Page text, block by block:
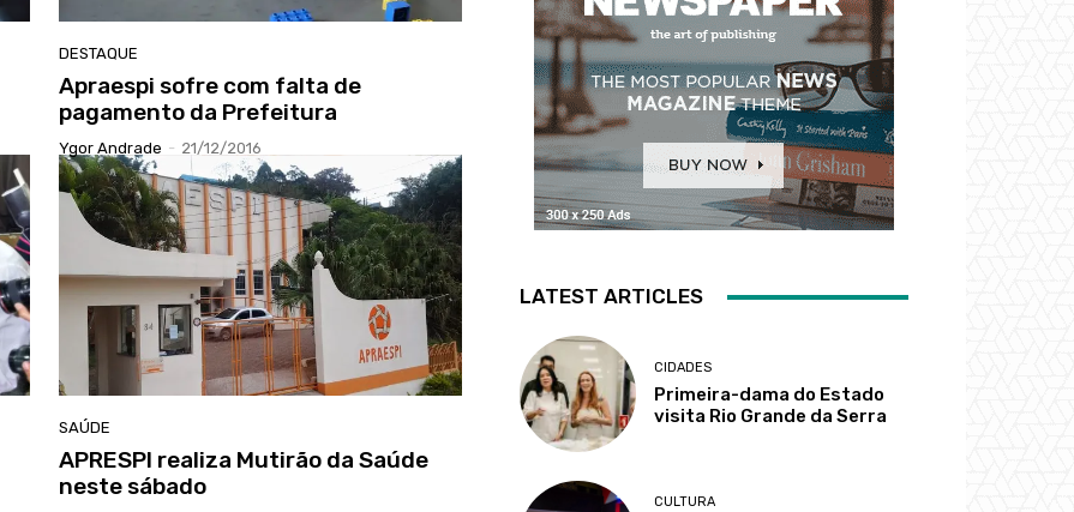
DESTAQUE
Apraespi sofre com falta de
pagamento da Prefeitura
Ygor Andrade - 21/12/2016
SAÚDE
APRESPI realiza Mutirão da Saúde
neste sábado
LATEST ARTICLES
CIDADES
Primeira-dama do Estado
visita Rio Grande da Serra
CULTURA